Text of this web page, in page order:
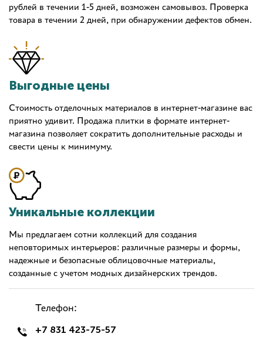
рублей в течении 1-5 дней, возможен самовывоз. Проверка
товара в течении 2 дней, при обнаружении дефектов обмен.
Выгодные цены
Стоимость отделочных материалов в интернет-магазине вас
приятно удивит. Продажа плитки в формате интернет-
магазина позволяет сократить дополнительные расходы и
свести цены к минимуму.
Уникальные коллекции
Мы предлагаем сотни коллекций для создания
неповторимых интерьеров: различные размеры и формы,
надежные и безопасные облицовочные материалы,
созданные с учетом модных дизайнерских трендов.
Телефон:
+7 831 423-75-57